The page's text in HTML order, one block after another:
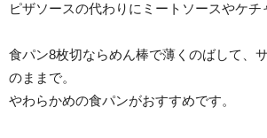
ピザソースの代わりにミートソースやケチ
食パン8枚切ならめん棒で薄くのばして、
のままで。
やわらかめの食パンがおすすめです。